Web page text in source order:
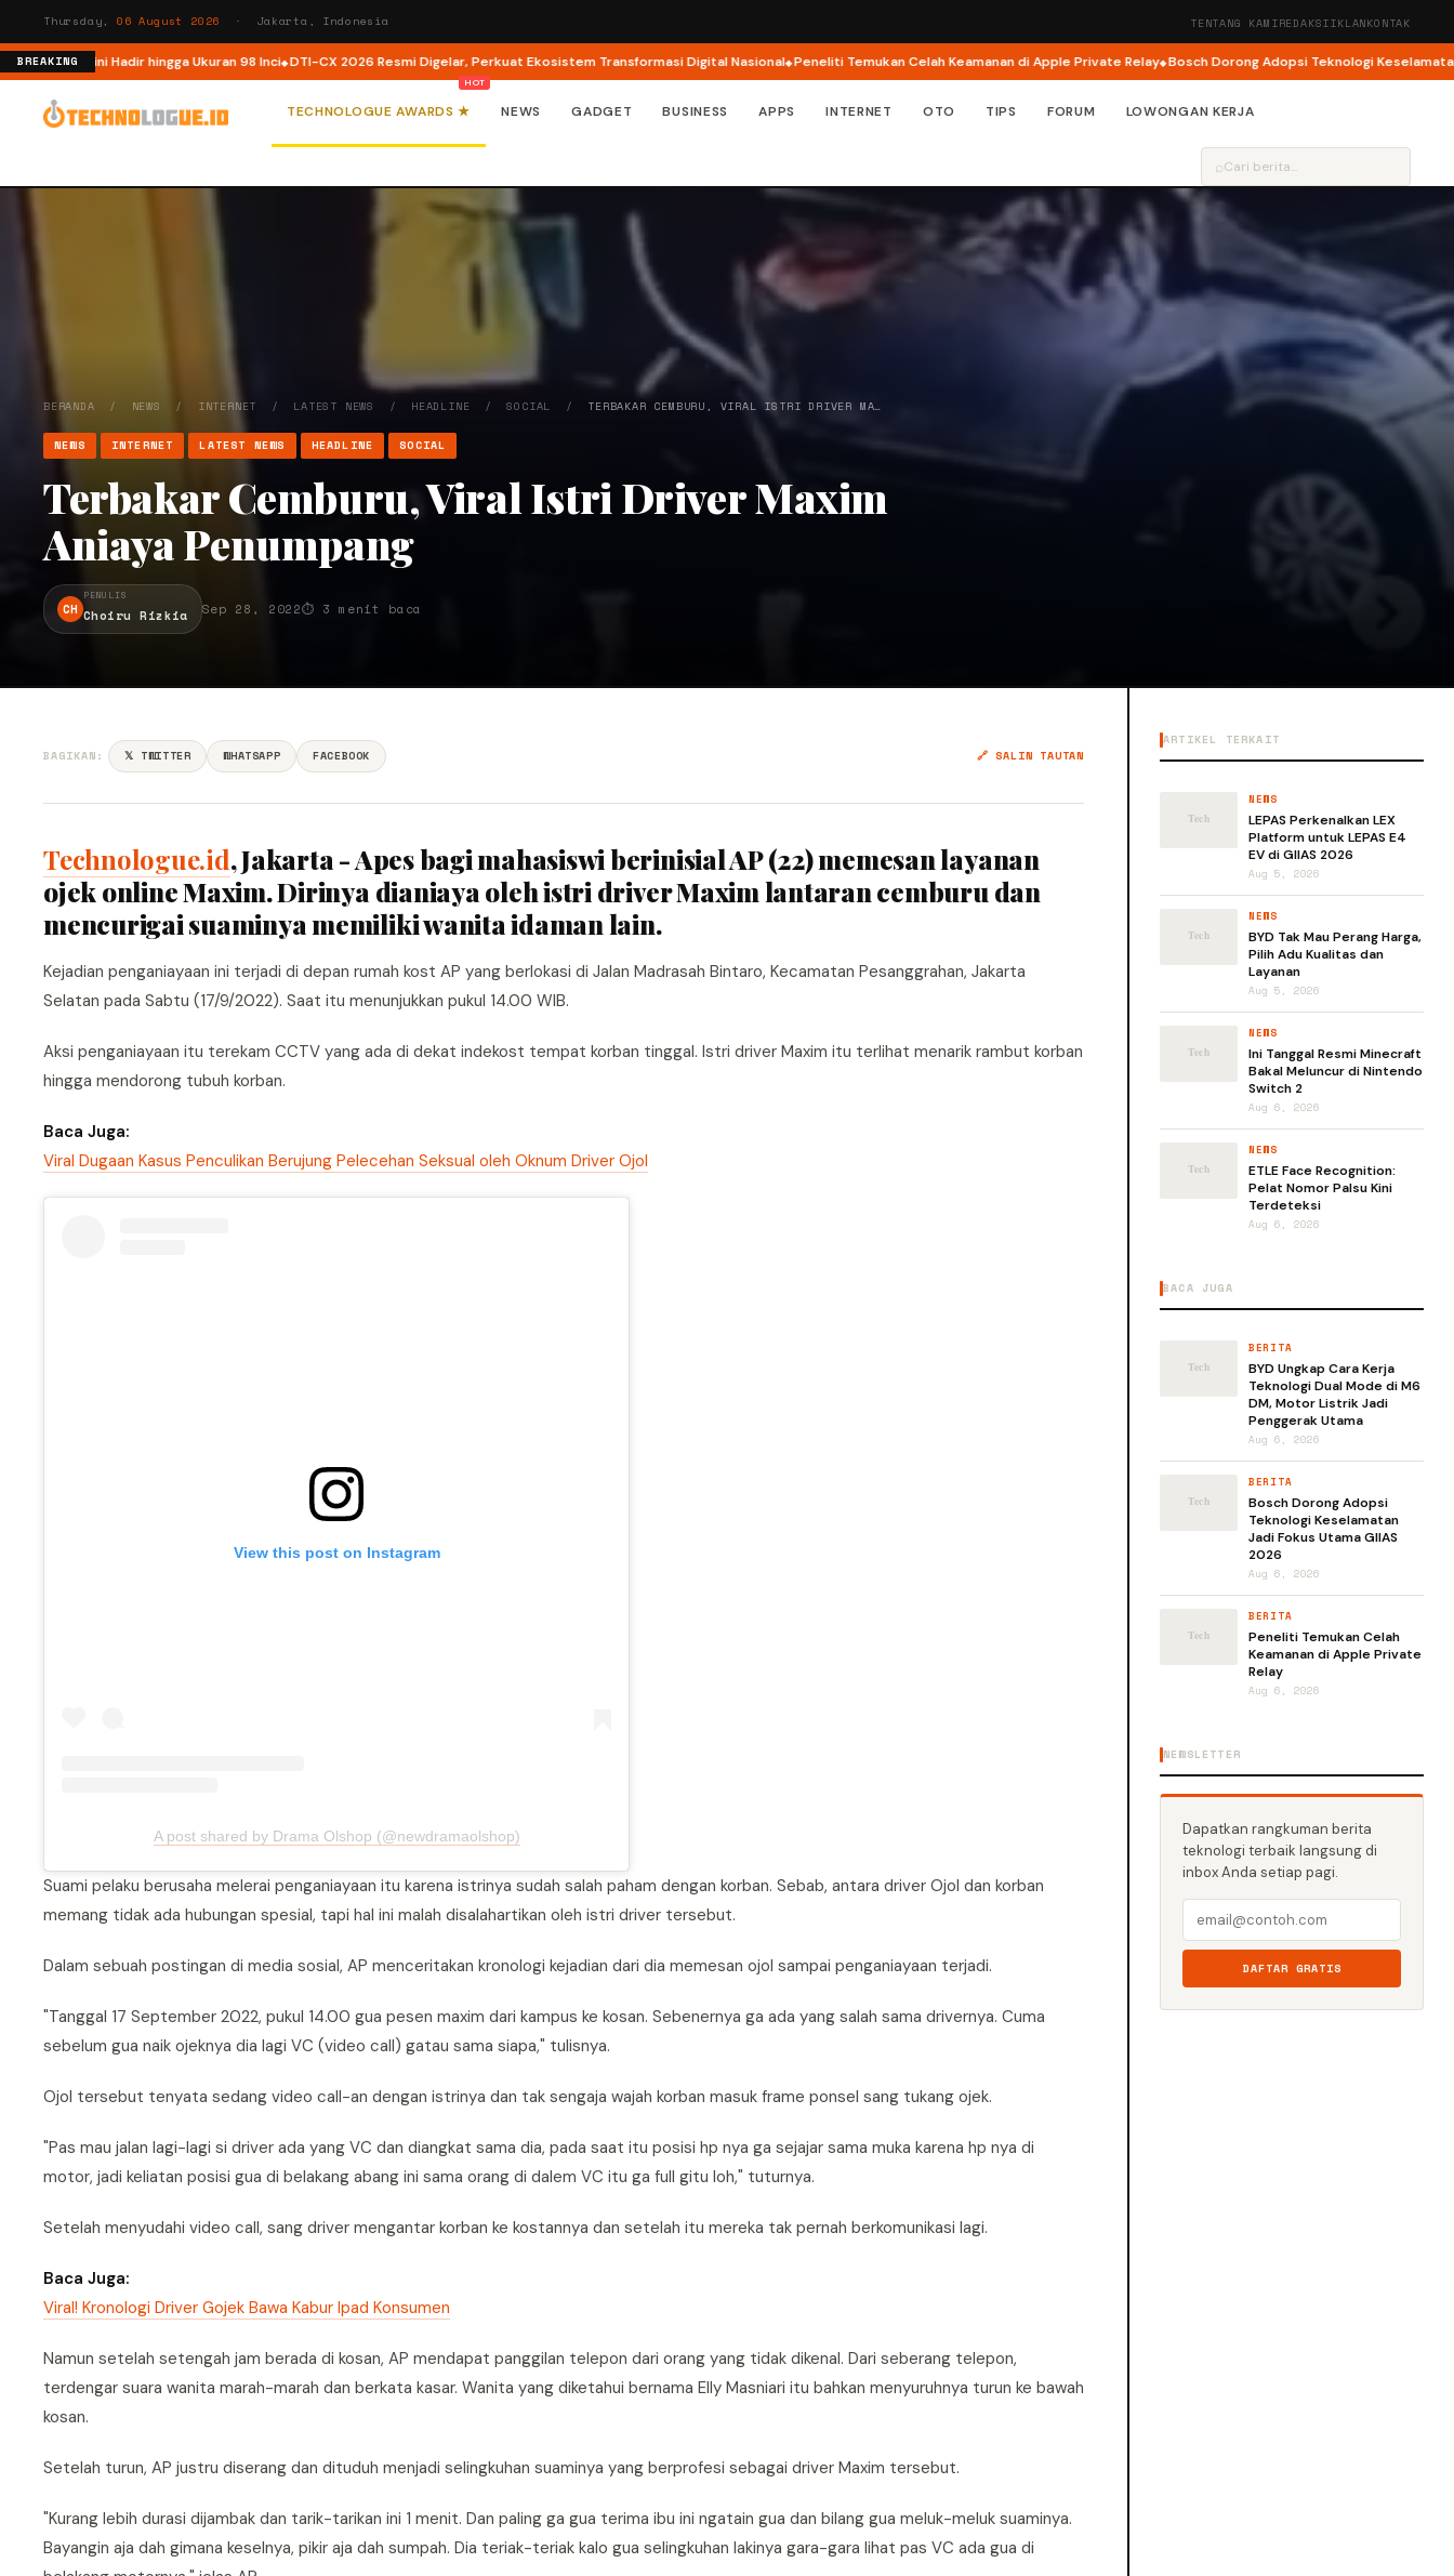
Thursday, 06 August 2026 · Jakarta, Indonesia TENTANG KAMIREDAKSIIKLANKONTAK
BREAKING
Kini Hadir hingga Ukuran 98 Inci DTI-CX 2026 Resmi Digelar, Perkuat Ekosistem Transformasi Digital Nasional Peneliti Temukan Celah Keamanan di Apple Private Relay Bosch Dorong Adopsi Teknologi Keselamatan Jadi
TECHNOLOGUE AWARDS ★ NEWS GADGET BUSINESS APPS INTERNET OTO TIPS FORUM LOWONGAN KERJA
⌕
BERANDA / NEWS / INTERNET / LATEST NEWS / HEADLINE /SOCIAL / TERBAKAR CEMBURU, VIRAL ISTRI DRIVER MA…
NEWS INTERNET LATEST NEWS HEADLINE SOCIAL
Terbakar Cemburu, Viral Istri Driver Maxim
Aniaya Penumpang
CH
PENULIS
Choiru Rizkia Sep 28, 2022⏱ 3 menit baca
BAGIKAN: 𝕏 TWITTER WHATSAPP FACEBOOK 🔗 SALIN TAUTAN
Technologue.id, Jakarta - Apes bagi mahasiswi berinisial AP (22) memesan layanan
ojek online Maxim. Dirinya dianiaya oleh istri driver Maxim lantaran cemburu dan
mencurigai suaminya memiliki wanita idaman lain.
Kejadian penganiayaan ini terjadi di depan rumah kost AP yang berlokasi di Jalan Madrasah Bintaro, Kecamatan Pesanggrahan, Jakarta
Selatan pada Sabtu (17/9/2022). Saat itu menunjukkan pukul 14.00 WIB.
Aksi penganiayaan itu terekam CCTV yang ada di dekat indekost tempat korban tinggal. Istri driver Maxim itu terlihat menarik rambut korban
hingga mendorong tubuh korban.
Baca Juga:
Viral Dugaan Kasus Penculikan Berujung Pelecehan Seksual oleh Oknum Driver Ojol
View this post on Instagram
A post shared by Drama Olshop (@newdramaolshop)
Suami pelaku berusaha melerai penganiayaan itu karena istrinya sudah salah paham dengan korban. Sebab, antara driver Ojol dan korban
memang tidak ada hubungan spesial, tapi hal ini malah disalahartikan oleh istri driver tersebut.
Dalam sebuah postingan di media sosial, AP menceritakan kronologi kejadian dari dia memesan ojol sampai penganiayaan terjadi.
"Tanggal 17 September 2022, pukul 14.00 gua pesen maxim dari kampus ke kosan. Sebenernya ga ada yang salah sama drivernya. Cuma
sebelum gua naik ojeknya dia lagi VC (video call) gatau sama siapa," tulisnya.
Ojol tersebut tenyata sedang video call-an dengan istrinya dan tak sengaja wajah korban masuk frame ponsel sang tukang ojek.
"Pas mau jalan lagi-lagi si driver ada yang VC dan diangkat sama dia, pada saat itu posisi hp nya ga sejajar sama muka karena hp nya di
motor, jadi keliatan posisi gua di belakang abang ini sama orang di dalem VC itu ga full gitu loh," tuturnya.
Setelah menyudahi video call, sang driver mengantar korban ke kostannya dan setelah itu mereka tak pernah berkomunikasi lagi.
Baca Juga:
Viral! Kronologi Driver Gojek Bawa Kabur Ipad Konsumen
Namun setelah setengah jam berada di kosan, AP mendapat panggilan telepon dari orang yang tidak dikenal. Dari seberang telepon,
terdengar suara wanita marah-marah dan berkata kasar. Wanita yang diketahui bernama Elly Masniari itu bahkan menyuruhnya turun ke bawah
kosan.
Setelah turun, AP justru diserang dan dituduh menjadi selingkuhan suaminya yang berprofesi sebagai driver Maxim tersebut.
"Kurang lebih durasi dijambak dan tarik-tarikan ini 1 menit. Dan paling ga gua terima ibu ini ngatain gua dan bilang gua meluk-meluk suaminya.
Bayangin aja dah gimana keselnya, pikir aja dah sumpah. Dia teriak-teriak kalo gua selingkuhan lakinya gara-gara lihat pas VC ada gua di
ARTIKEL TERKAIT
NEWS
LEPAS Perkenalkan LEX
Platform untuk LEPAS E4
EV di GIIAS 2026
Aug 5, 2026
NEWS
BYD Tak Mau Perang Harga,
Pilih Adu Kualitas dan
Layanan
Aug 5, 2026
NEWS
Ini Tanggal Resmi Minecraft
Bakal Meluncur di Nintendo
Switch 2
Aug 6, 2026
NEWS
ETLE Face Recognition:
Pelat Nomor Palsu Kini
Terdeteksi
Aug 6, 2026
BACA JUGA
BERITA
BYD Ungkap Cara Kerja
Teknologi Dual Mode di M6
DM, Motor Listrik Jadi
Penggerak Utama
Aug 6, 2026
BERITA
Bosch Dorong Adopsi
Teknologi Keselamatan
Jadi Fokus Utama GIIAS
2026
Aug 6, 2026
BERITA
Peneliti Temukan Celah
Keamanan di Apple Private
Relay
Aug 6, 2026
NEWSLETTER
Dapatkan rangkuman berita
teknologi terbaik langsung di
inbox Anda setiap pagi.
DAFTAR GRATIS